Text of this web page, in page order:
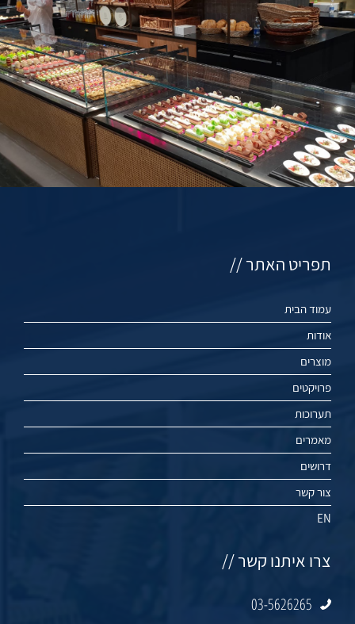
תפריט האתר //
עמוד הבית
אודות
מוצרים
פרויקטים
תערוכות
מאמרים
דרושים
צור קשר
EN
צרו איתנו קשר //
03-5626265